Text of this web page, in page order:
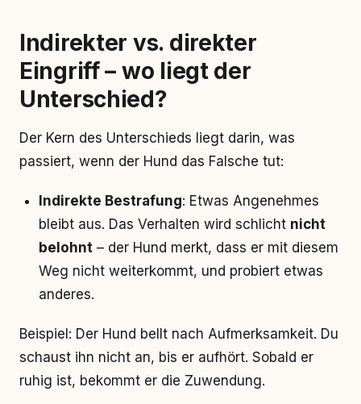
Indirekter vs. direkter
Eingriff – wo liegt der
Unterschied?
Der Kern des Unterschieds liegt darin, was
passiert, wenn der Hund das Falsche tut:
Indirekte Bestrafung: Etwas Angenehmes
bleibt aus. Das Verhalten wird schlicht nicht
belohnt – der Hund merkt, dass er mit diesem
Weg nicht weiterkommt, und probiert etwas
anderes.
Beispiel: Der Hund bellt nach Aufmerksamkeit. Du
schaust ihn nicht an, bis er aufhört. Sobald er
ruhig ist, bekommt er die Zuwendung.